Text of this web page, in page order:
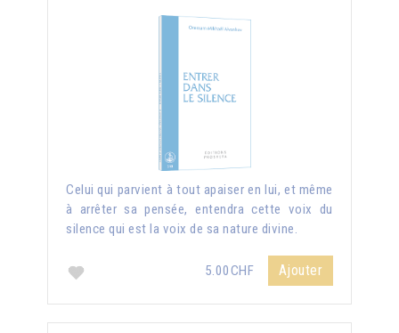
Celui qui parvient à tout apaiser en lui, et même
à arrêter sa pensée, entendra cette voix du
silence qui est la voix de sa nature divine.
5.00CHF Ajouter